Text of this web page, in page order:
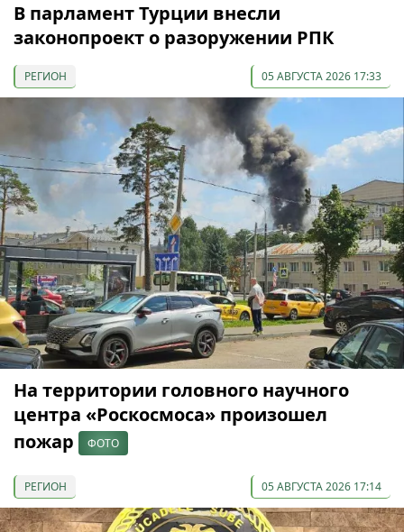
В парламент Турции внесли
законопроект о разоружении РПК
РЕГИОН 05 АВГУСТА 2026 17:33
На территории головного научного
центра «Роскосмоса» произошел
пожар
ФОТО
РЕГИОН 05 АВГУСТА 2026 17:14